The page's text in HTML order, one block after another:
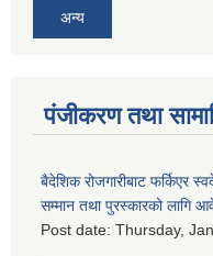
अन्य
पंजीकरण तथा
बैदेशिक रोजगारीबाट फर्किएर
सम्मान तथा पुरस्कारको लागि
Post date: Thursday,